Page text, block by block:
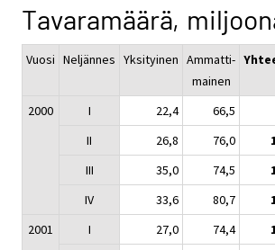
Tavaramäärä,
Vuosi Neljännes Yksityinen Ammatti-
mainen
2000
I 22,4 66,5
II
26,8 76,0
III
35,0 74,5
IV
33,6 80,7
2001
I 27,0 74,4